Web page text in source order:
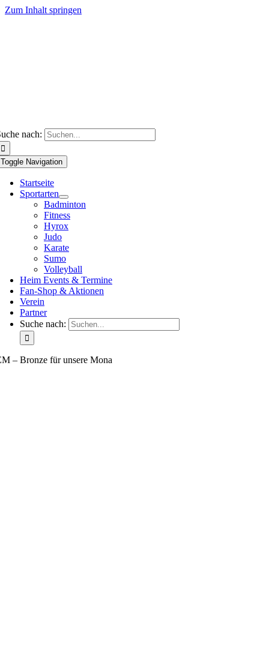
Zum Inhalt springen
nach:
Toggle Navigation
Startseite
Sportarten
Badminton
Fitness
Hyrox
Judo
Karate
Sumo
Volleyball
Heim Events & Termine
Fan-Shop & Aktionen
Verein
Partner
Suche nach:
– Bronze für unsere Mona